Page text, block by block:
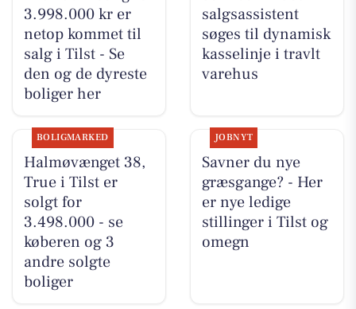
3.998.000 kr er
netop kommet til
salg i Tilst - Se
den og de dyreste
boliger her
salgsassistent
søges til dynamisk
kasselinje i travlt
varehus
BOLIGMARKED
Halmøvænget 38,
True i Tilst er
solgt for
3.498.000 - se
køberen og 3
andre solgte
boliger
JOBNYT
Savner du nye
græsgange? - Her
er nye ledige
stillinger i Tilst og
omegn